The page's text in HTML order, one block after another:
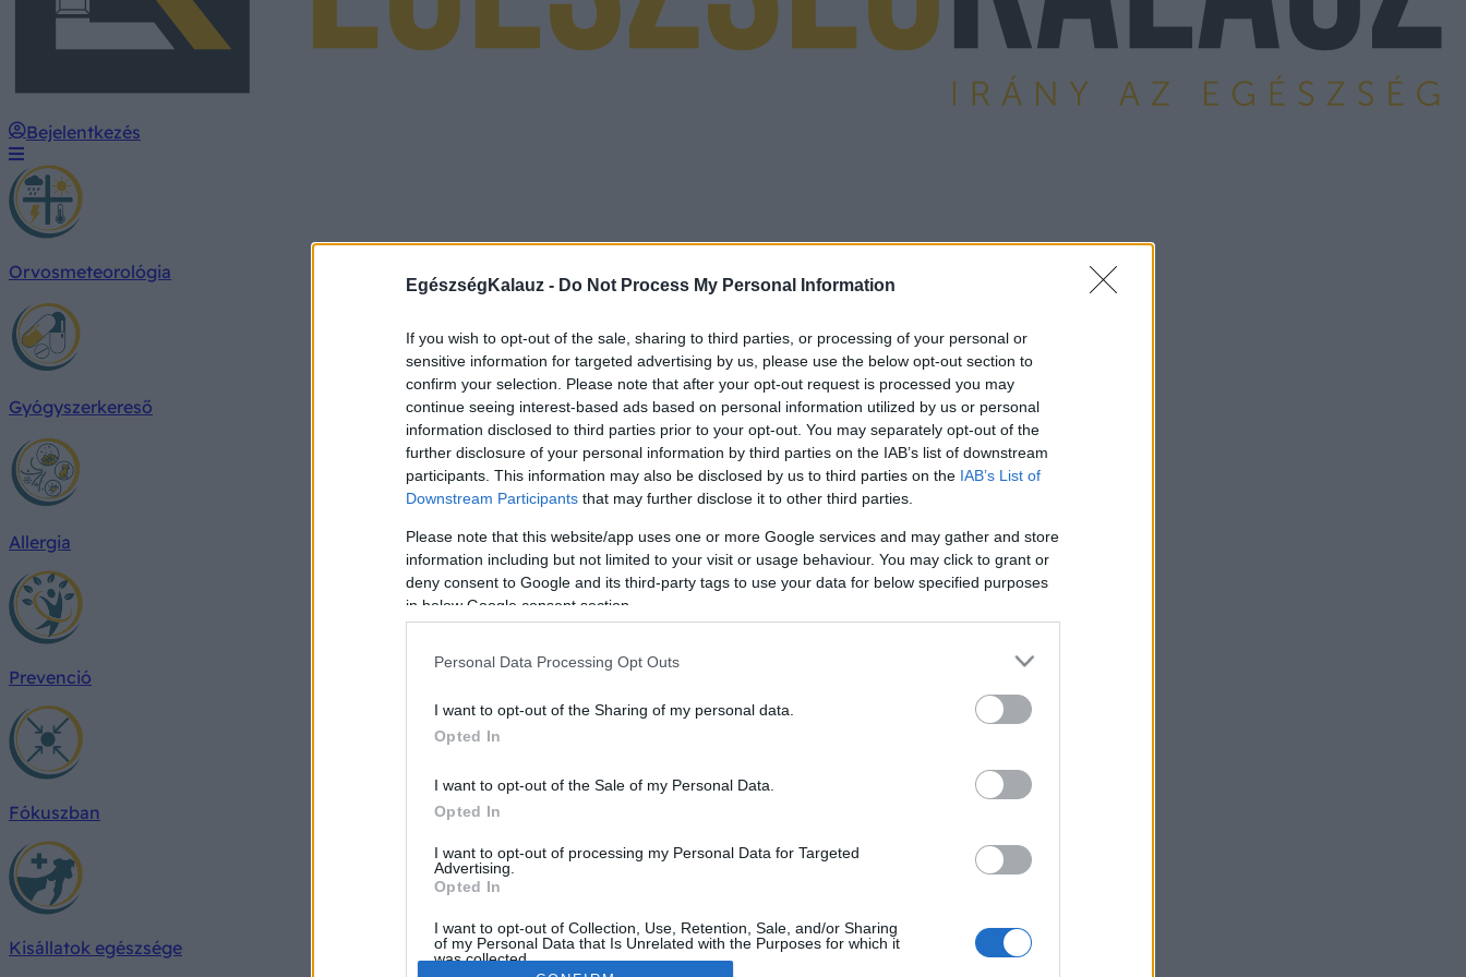
EgészségKalauz - Do Not Process My Personal Information
If you wish to opt-out of the sale, sharing to third parties, or processing of your personal or
sensitive information for targeted advertising by us, please use the below opt-out section to
confirm your selection. Please note that after your opt-out request is processed you may
continue seeing interest-based ads based on personal information utilized by us or personal
information disclosed to third parties prior to your opt-out. You may separately opt-out of the
further disclosure of your personal information by third parties on the IAB’s list of downstream
participants. This information may also be disclosed by us to third parties on the IAB’s List of
Downstream Participants that may further disclose it to other third parties.
Please note that this website/app uses one or more Google services and may gather and store
information including but not limited to your visit or usage behaviour. You may click to grant or
deny consent to Google and its third-party tags to use your data for below specified purposes
in below Google consent section.
Personal Data Processing Opt Outs
I want to opt-out of the Sharing of my personal data.
Opted In
I want to opt-out of the Sale of my Personal Data.
Opted In
I want to opt-out of processing my Personal Data for Targeted
Advertising.
Opted In
I want to opt-out of Collection, Use, Retention, Sale, and/or Sharing
of my Personal Data that Is Unrelated with the Purposes for which it
was collected.
Bejelentkezés
Orvosmeteorológia
Gyógyszerkereső
Allergia
Prevenció
Fókuszban
Kisállatok egészsége